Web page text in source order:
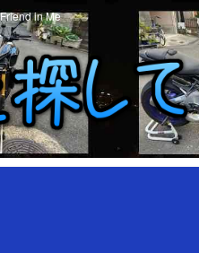
in Me